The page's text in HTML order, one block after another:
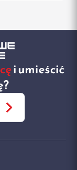
i umieścić